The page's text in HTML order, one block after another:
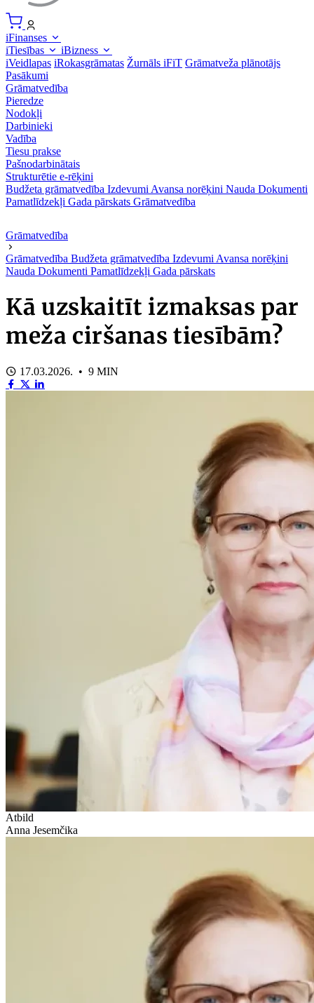
iFinanses
iTiesības
iBizness
iVeidlapas iRokasgrāmatas Žurnāls iFiT Grāmatveža plānotājs
Pasākumi
Grāmatvedība
Pieredze
Nodokļi
Darbinieki
Vadība
Tiesu prakse
Pašnodarbinātais
Strukturētie e-rēķini
Budžeta grāmatvedība Izdevumi Avansa norēķini Nauda Dokumenti
Pamatlīdzekļi Gada pārskats Grāmatvedība
Grāmatvedība
Grāmatvedība Budžeta grāmatvedība Izdevumi Avansa norēķini
Nauda Dokumenti Pamatlīdzekļi Gada pārskats
Kā uzskaitīt izmaksas par
meža ciršanas tiesībām?
17.03.2026. • 9 MIN
Atbild
Anna Jesemčika